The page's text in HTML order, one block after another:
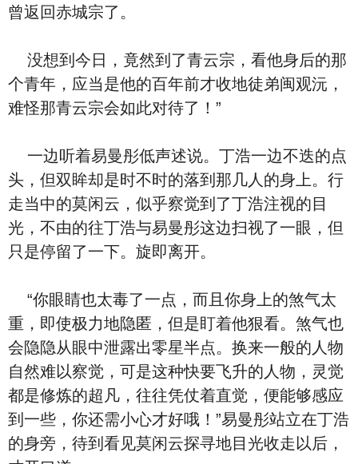
曾返回赤城宗了。
没想到今日，竟然到了青云宗，看他身后的那
个青年，应当是他的百年前才收地徒弟闽观沅，
难怪那青云宗会如此对待了！”
一边听着易曼彤低声述说。丁浩一边不迭的点
头，但双眸却是时不时的落到那几人的身上。行
走当中的莫闲云，似乎察觉到了丁浩注视的目
光，不由的往丁浩与易曼彤这边扫视了一眼，但
只是停留了一下。旋即离开。
“你眼睛也太毒了一点，而且你身上的煞气太
重，即使极力地隐匿，但是盯着他狠看。煞气也
会隐隐从眼中泄露出零星半点。换来一般的人物
自然难以察觉，可是这种快要飞升的人物，灵觉
都是修炼的超凡，往往凭仗着直觉，便能够感应
到一些，你还需小心才好哦！”易曼彤站立在丁浩
的身旁，待到看见莫闲云探寻地目光收走以后，